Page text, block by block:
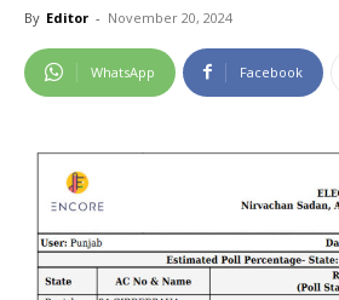
By Editor - November 20, 2024
WhatsApp Facebook